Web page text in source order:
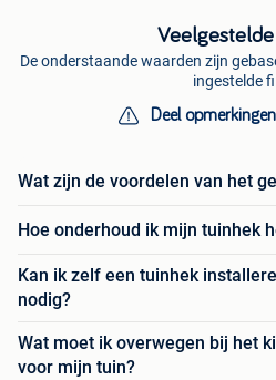
De onderstaande waarden zijn
ingestelde
Deel
Wat zijn de voordelen van het
Hoe onderhoud ik mijn tuinhek
Kan ik zelf een tuinhek
nodig?
Wat moet ik overwegen bij het
voor mijn tuin?